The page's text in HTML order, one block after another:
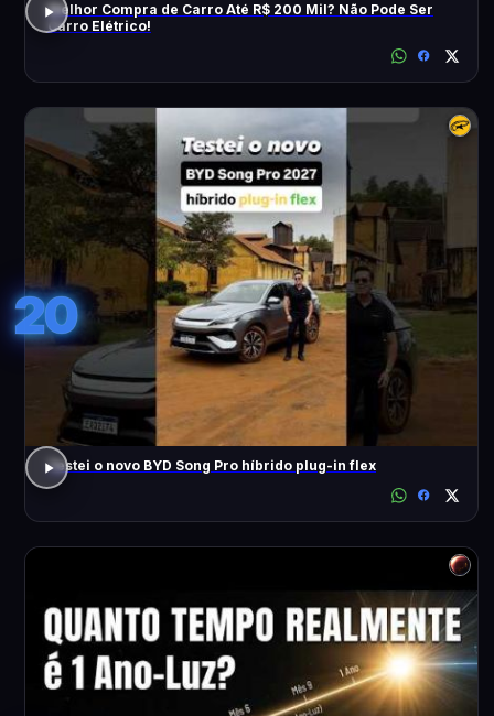
Melhor Compra de Carro Até R$ 200 Mil? Não Pode Ser
Carro Elétrico!
20
Testei o novo BYD Song Pro híbrido plug-in flex